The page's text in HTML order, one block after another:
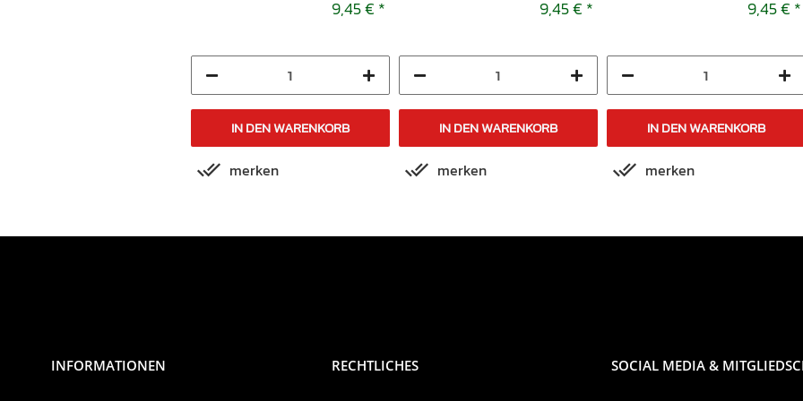
9,45 € *
IN DEN WARENKORB
merken
9,45 € *
IN DEN WARENKORB
merken
9,45 € *
IN DEN WARENKORB
merken
INFORMATIONEN RECHTLICHES SOCIAL MEDIA &